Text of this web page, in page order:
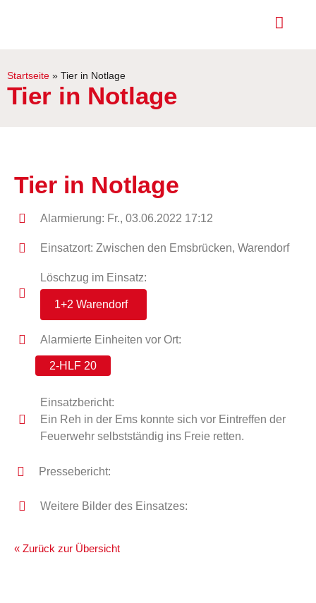
Startseite » Tier in Notlage
Tier in Notlage
Tier in Notlage
Alarmierung: Fr., 03.06.2022 17:12
Einsatzort: Zwischen den Emsbrücken, Warendorf
Löschzug im Einsatz:
1+2 Warendorf
Alarmierte Einheiten vor Ort:
2-HLF 20
Einsatzbericht:
Ein Reh in der Ems konnte sich vor Eintreffen der
Feuerwehr selbstständig ins Freie retten.
Pressebericht:
Weitere Bilder des Einsatzes:
« Zurück zur Übersicht